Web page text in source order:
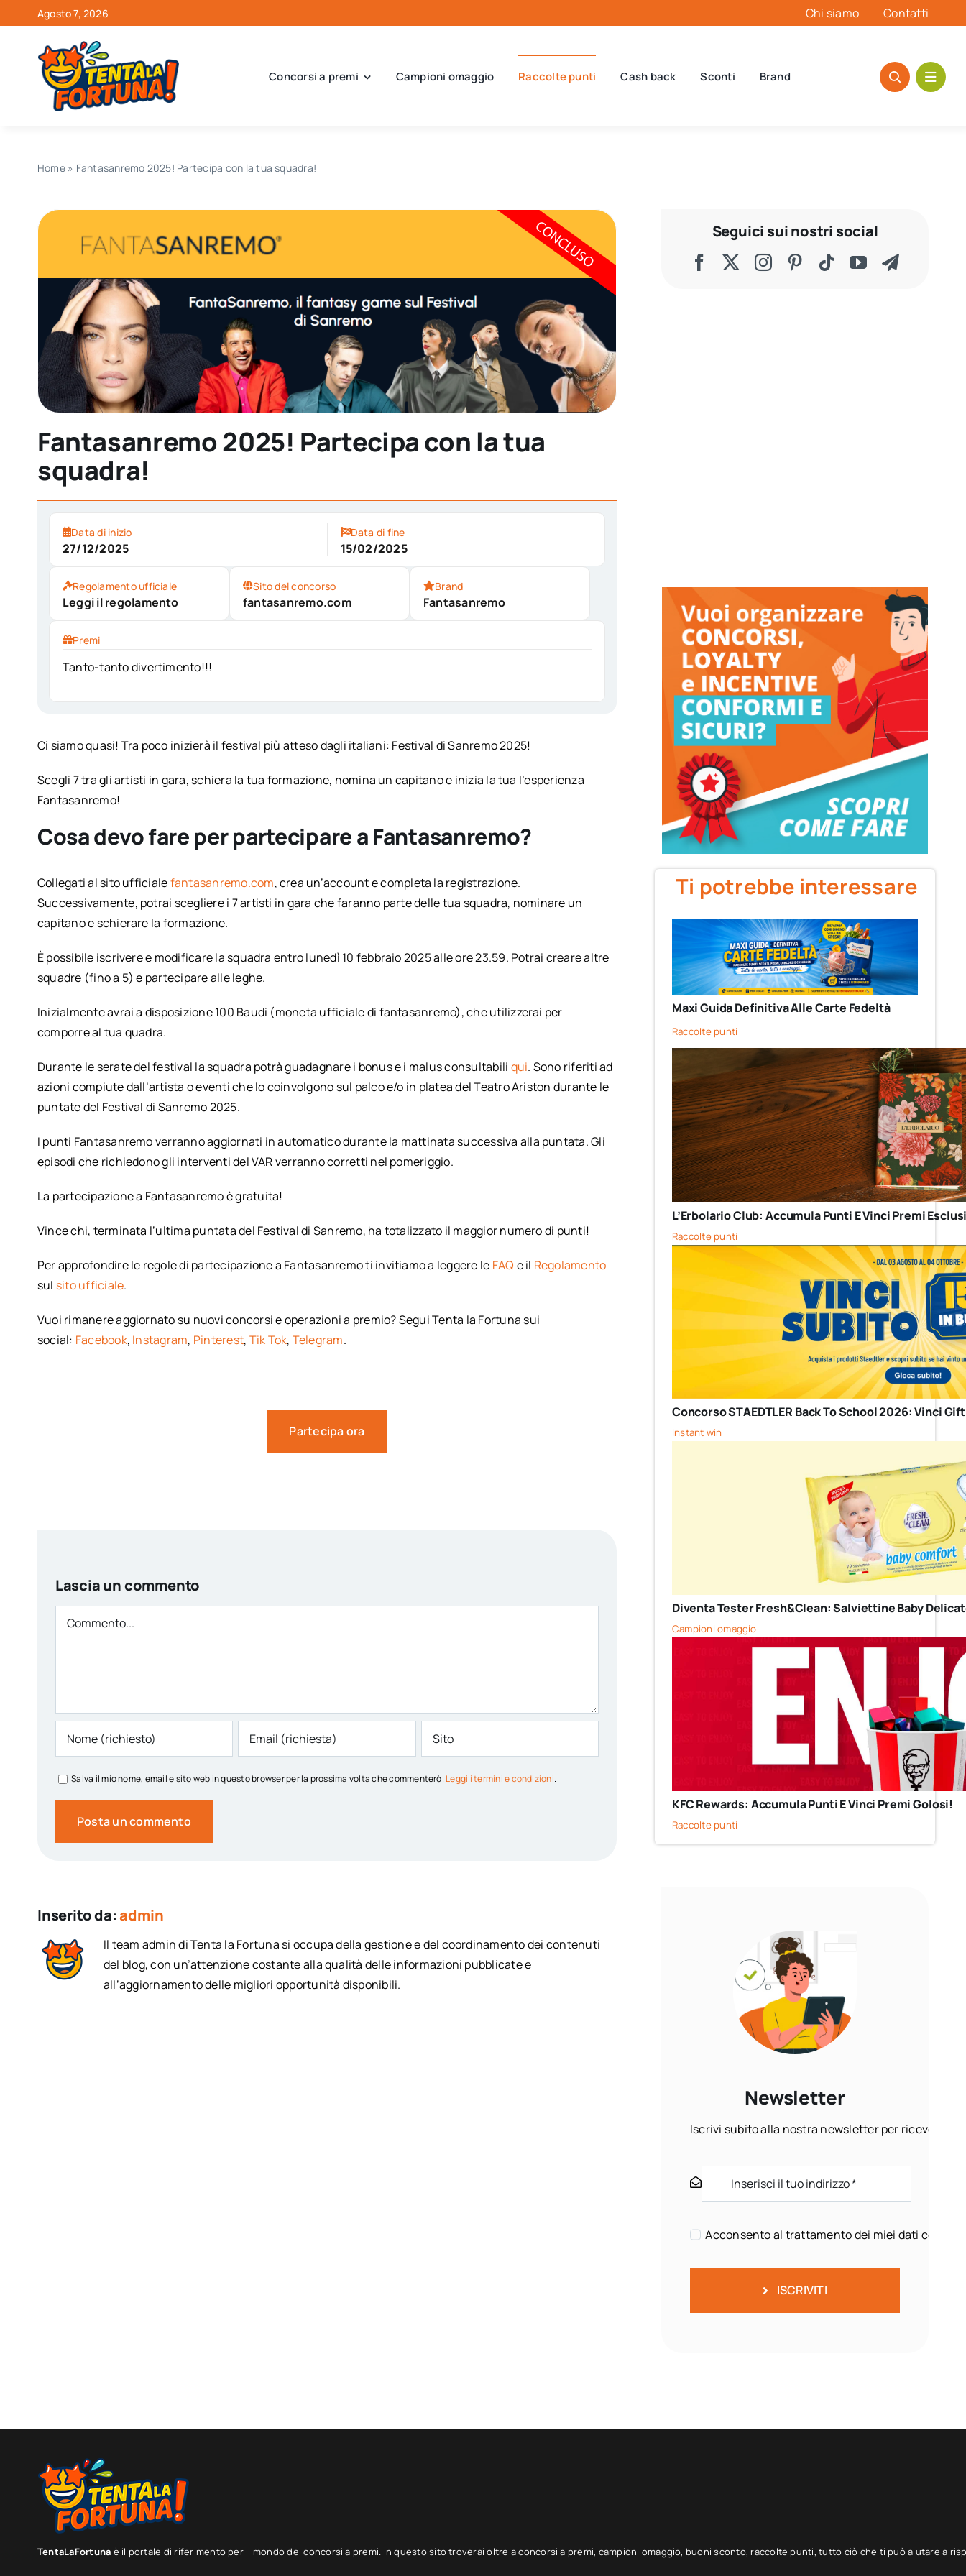
al
contenuto
Agosto 7, 2026 Chi siamo Contatti
Concorsi a premi Campioni omaggio Raccolte punti Cash back Sconti Brand
Home» Fantasanremo 2025! Partecipa con la tua squadra!
Fantasanremo 2025! Partecipa con la tua
squadra!
Data di inizio
27/12/2025
Data di fine
15/02/2025
Regolamento ufficiale
Leggi il regolamento
Sito del concorso
fantasanremo.com
Brand
Fantasanremo
Premi
Tanto-tanto divertimento!!!
Ci siamo quasi! Tra poco inizierà il festival più atteso dagli italiani: Festival di Sanremo 2025!
Scegli 7 tra gli artisti in gara, schiera la tua formazione, nomina un capitano e inizia la tua l’esperienza
Fantasanremo!
Cosa devo fare per partecipare a Fantasanremo?
Collegati al sito ufficialefantasanremo.com, crea un’account e completa la registrazione.
Successivamente, potrai scegliere i 7 artisti in gara che faranno parte delle tua squadra, nominare un
capitano e schierare la formazione.
È possibile iscrivere e modificare la squadra entro lunedì 10 febbraio 2025 alle ore 23.59. Potrai creare altre
squadre (fino a 5) e partecipare alle leghe.
Inizialmente avrai a disposizione 100 Baudi (moneta ufficiale di fantasanremo), che utilizzerai per
comporre al tua quadra.
Durante le serate del festival la squadra potrà guadagnare i bonus e i malus consultabili qui. Sono riferiti ad
azioni compiute dall’artista o eventi che lo coinvolgono sul palco e/o in platea del Teatro Ariston durante le
puntate del Festival di Sanremo 2025.
I punti Fantasanremo verranno aggiornati in automatico durante la mattinata successiva alla puntata. Gli
episodi che richiedono gli interventi del VAR verranno corretti nel pomeriggio.
La partecipazione a Fantasanremo è gratuita!
Vince chi, terminata l’ultima puntata del Festival di Sanremo, ha totalizzato il maggior numero di punti!
Per approfondire le regole di partecipazione a Fantasanremo ti invitiamo a leggere le FAQ e il Regolamento
sul sito ufficiale.
Vuoi rimanere aggiornato su nuovi concorsi e operazioni a premio? Segui Tenta la Fortuna sui
social: Facebook, Instagram, Pinterest, Tik Tok, Telegram.
Partecipa ora
Lascia un commento
Comment
Salva il mio nome, email e sito web in questo browser per la prossima volta che commenterò. Leggi i termini e condizioni.
Inserito da:admin
Il team admin di Tenta la Fortuna si occupa della gestione e del coordinamento dei contenuti
del blog, con un’attenzione costante alla qualità delle informazioni pubblicate e
all’aggiornamento delle migliori opportunità disponibili.
Seguici sui nostri social
Ti potrebbe interessare
Maxi Guida Definitiva Alle Carte Fedeltà
Raccolte punti
L’Erbolario Club: Accumula Punti E Vinci Premi
Raccolte punti
Concorso STAEDTLER Back To School 2026: Vinci
Instant win
Diventa Tester Fresh&Clean: Salviettine Baby
Campioni omaggio
KFC Rewards: Accumula Punti E Vinci Premi Golosi!
Raccolte punti
Newsletter
Iscrivi subito alla nostra newsletter per ricevere
Acconsento al trattamento dei miei dati come
ISCRIVITI
TentaLaFortuna è il portale di riferimento per il mondo dei concorsi a premi. In questo sito troverai oltre a concorsi a premi, campioni omaggio, buoni sconto, raccolte punti, tutto ciò che ti può aiutare a